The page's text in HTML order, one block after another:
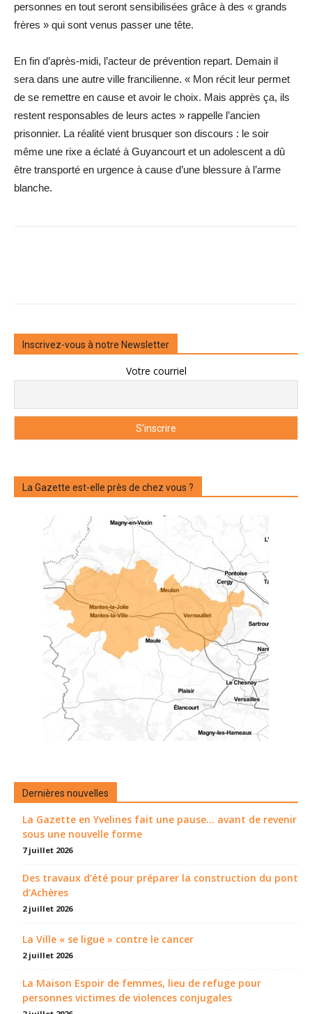
personnes en tout seront sensibilisées grâce à des « grands
frères » qui sont venus passer une tête.
En fin d’après-midi, l’acteur de prévention repart. Demain il
sera dans une autre ville francilienne. « Mon récit leur permet
de se remettre en cause et avoir le choix. Mais apprès ça, ils
restent responsables de leurs actes » rappelle l’ancien
prisonnier. La réalité vient brusquer son discours : le soir
même une rixe a éclaté à Guyancourt et un adolescent a dû
être transporté en urgence à cause d’une blessure à l’arme
blanche.
Inscrivez-vous à notre Newsletter
Votre courriel
La Gazette est-elle près de chez vous ?
Dernières nouvelles
La Gazette en Yvelines fait une pause... avant de revenir
sous une nouvelle forme
7 juillet 2026
Des travaux d’été pour préparer la construction du pont
d’Achères
2 juillet 2026
La Ville « se ligue » contre le cancer
2 juillet 2026
La Maison Espoir de femmes, lieu de refuge pour
personnes victimes de violences conjugales